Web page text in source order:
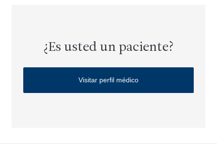
¿Es usted un paciente?
Visitar perfil médico